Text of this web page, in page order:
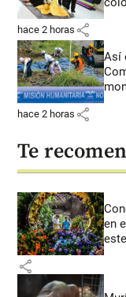
hace 2 horas share
Así
hace 2 horas share
Te
en
share